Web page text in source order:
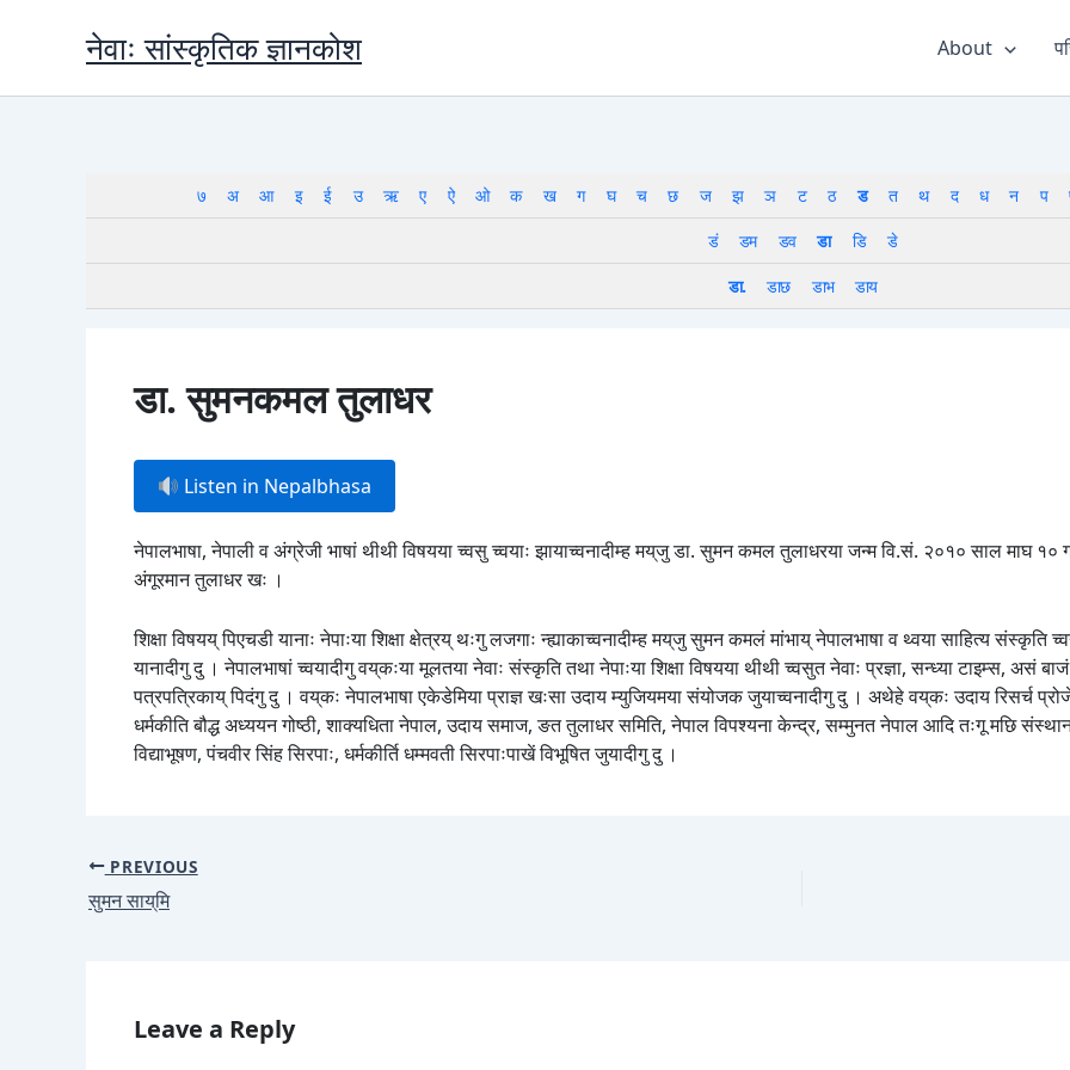
नेवाः सांस्कृतिक ज्ञानकोश About
७ अ आ इ ई उ ऋ ए ऐ ओ क ख ग घ च छ ज झ ञ ट ठ ड त थ द ध न प
डं
डम डव डा डि
डे
डा.
डाछ डाभ डाय
डा. सुमनकमल तुलाधर
Listen in Nepalbhasa
नेपालभाषा, नेपाली व अंग्रेजी भाषां थीथी विषयया च्वसु च्वयाः झायाच्वनादीम्ह मय्‌जु डा. सुमन कमल तुलाधरया जन्म वि.सं. २०१० साल माघ
अंगूरमान तुलाधर खः ।
शिक्षा विषयय् पिएचडी यानाः नेपाःया शिक्षा क्षेत्रय् थःगु लजगाः न्ह्याकाच्वनादीम्ह मय्‌जु सुमन कमलं मांभाय् नेपालभाषा व थ्वया साहित्य संस्कृति
यानादीगु दु । नेपालभाषां च्वयादीगु वय्‌कःया मूलतया नेवाः संस्कृति तथा नेपाःया शिक्षा विषयया थीथी च्वसुत नेवाः प्रज्ञा, सन्ध्या टाइम्स, असं
पत्रपत्रिकाय् पिदंगु दु । वय्‌कः नेपालभाषा एकेडेमिया प्राज्ञ खःसा उदाय म्युजियमया संयोजक जुयाच्वनादीगु दु । अथेहे वय्‌कः उदाय रिसर्च
धर्मकीति बौद्ध अध्ययन गोष्ठी, शाक्यधिता नेपाल, उदाय समाज, ङत तुलाधर समिति, नेपाल विपश्यना केन्द्र, सम्मुनत नेपाल आदि तःगू मछि
विद्याभूषण, पंचवीर सिंह सिरपाः, धर्मकीर्ति धम्मवती सिरपाःपाखें विभूषित जुयादीगु दु ।
PREVIOUS
सुमन साय्‌मि
Leave a Reply